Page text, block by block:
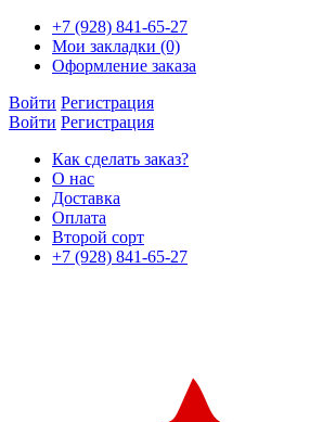
+7 (928) 841-65-27
Мои закладки (0)
Оформление заказа
Войти Регистрация
Войти Регистрация
Как сделать заказ?
О нас
Доставка
Оплата
Второй сорт
+7 (928) 841-65-27